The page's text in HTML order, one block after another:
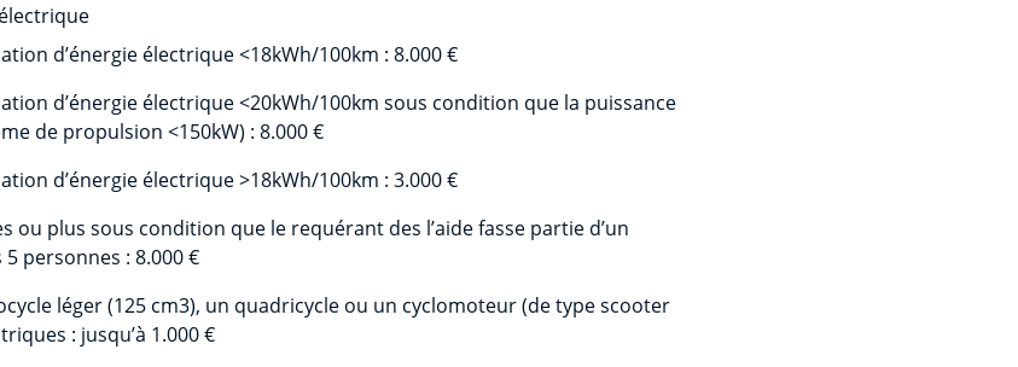
d’énergie électrique <18kWh/100km : 8.000 €
d’énergie électrique <20kWh/100km sous condition que la puissance
de propulsion <150kW) : 8.000 €
d’énergie électrique >18kWh/100km : 3.000 €
ou plus sous condition que le requérant des l’aide fasse partie d’un
personnes : 8.000 €
léger (125 cm3), un quadricycle ou un cyclomoteur (de type scooter
: jusqu’à 1.000 €